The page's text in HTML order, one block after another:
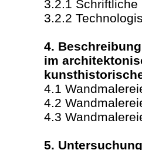
3.2.1 Schriftliche
3.2.2
4.
im
4.1
4.2
4.3
5.